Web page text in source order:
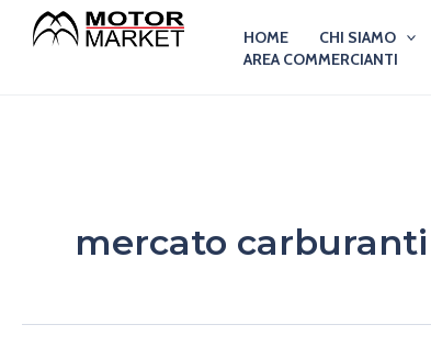
HOME CHI SIAMO
AREA COMMERCIANTI
mercato carburanti